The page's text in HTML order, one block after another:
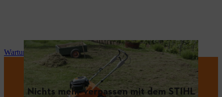
Wartung und Reparatur
Nichts mehr verpassen mit dem STIHL